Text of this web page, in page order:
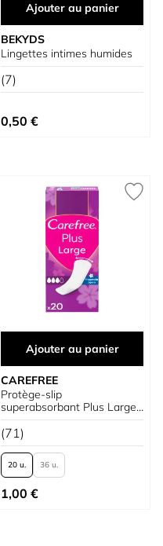
Ajouter au panier
BEKYDS
Lingettes intimes humides
(7)
0,50 €
Ajouter au panier
CAREFREE
Protège-slip
superabsorbant Plus Large
au parfum léger
(71)
20 u. 36 u.
À partir de
1,00 €